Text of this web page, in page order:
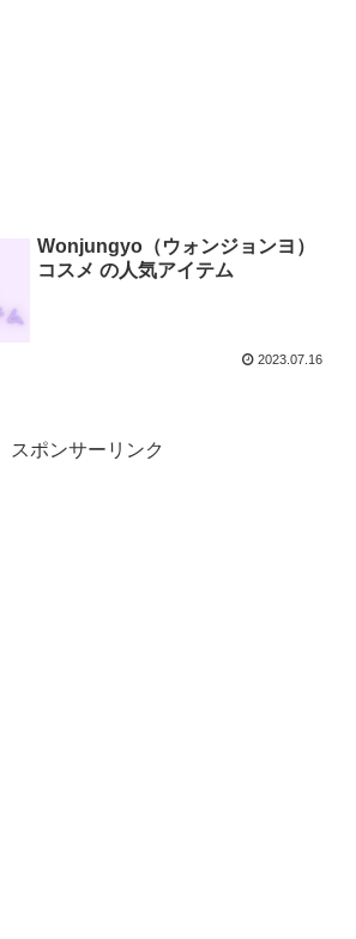
Wonjungyo（ウォンジョンヨ）
コスメ の人気アイテム
2023.07.16
スポンサーリンク